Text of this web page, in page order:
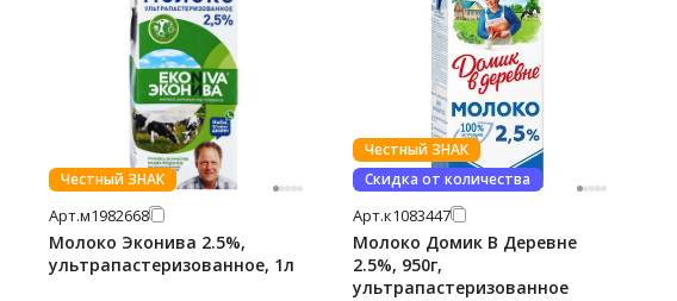
Честный ЗНАК
Арт.м1982668
Молоко Эконива 2.5%,
ультрапастеризованное, 1л
Честный ЗНАК
Скидка от количества
Арт.к1083447
Молоко Домик В Деревне
2.5%, 950г,
ультрапастеризованное